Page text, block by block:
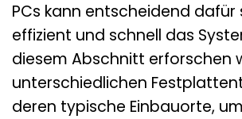
PCs kann entscheidend dafür
effizient und schnell das
diesem Abschnitt erforschen
unterschiedlichen
deren typische Einbauorte,